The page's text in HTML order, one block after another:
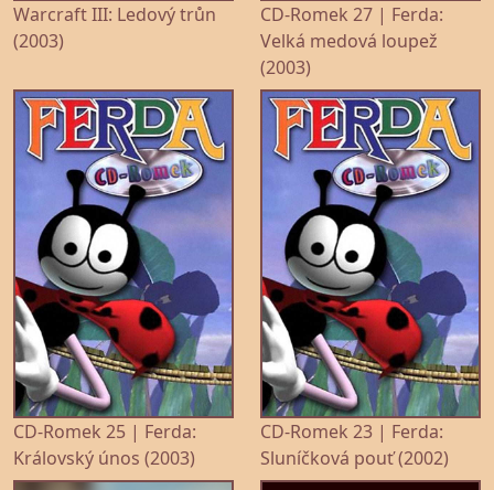
Warcraft III: Ledový trůn
(2003)
CD-Romek 27 | Ferda:
Velká medová loupež
(2003)
CD-Romek 25 | Ferda:
Královský únos (2003)
CD-Romek 23 | Ferda:
Sluníčková pouť (2002)